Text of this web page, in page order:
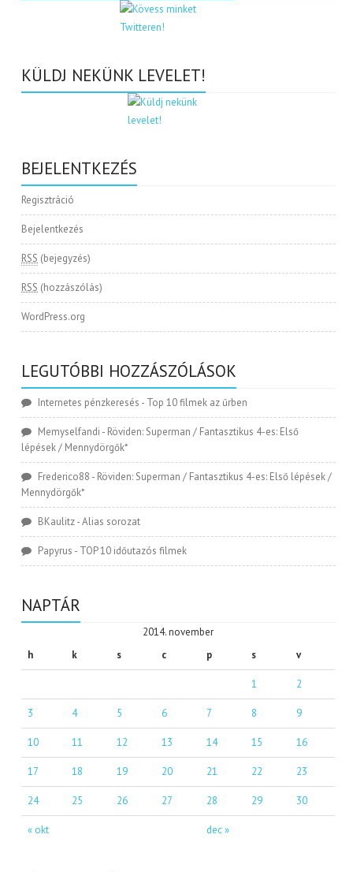
KÜLDJ NEKÜNK LEVELET!
BEJELENTKEZÉS
Regisztráció
Bejelentkezés
RSS (bejegyzés)
RSS (hozzászólás)
WordPress.org
LEGUTÓBBI HOZZÁSZÓLÁSOK
Internetes pénzkeresés - Top 10 filmek az űrben
Memyselfandi - Röviden: Superman / Fantasztikus 4-es: Első
lépések / Mennydörgők*
Frederico88 - Röviden: Superman / Fantasztikus 4-es: Első lépések /
Mennydörgők*
BKaulitz-Alias sorozat
Papyrus - TOP 10 időutazós filmek
NAPTÁR
2014. november
h
k s c p s v
« okt dec »
1 2
3 4 5 6 7 8 9
10 11 12 13 14 15 16
17 18 19 20 21 22 23
24 25 26 27 28 29 30